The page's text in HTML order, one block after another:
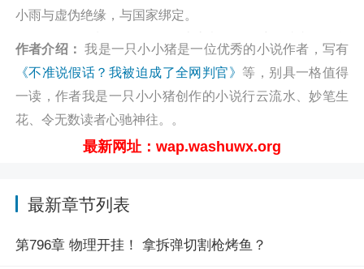
小雨与虚伪绝缘，与国家绑定。
http://wap.washuwx.org/book/315149.html）
作者介绍： 我是一只小小猪是一位优秀的小说作者，写有
《不准说假话？我被迫成了全网判官》 等，别具一格值得
一读，作者我是一只小小猪创作的小说行云流水、妙笔生
花、令无数读者心驰神往。。
最新网址：wap.washuwx.org
最新章节列表
第796章 物理开挂！ 拿拆弹切割枪烤鱼？